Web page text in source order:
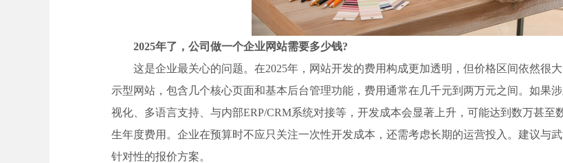
2025年了，公司做一个企业网站需要多少钱?
这是企业最关心的问题。在2025年，网站开发的费用构成更加透明，但价格区间依然很
示型网站，包含几个核心页面和基本后台管理功能，费用通常在几千元到两万元之间。如果
视化、多语言支持、与内部ERP/CRM系统对接等，开发成本会显著上升，可能达到数万甚
生年度费用。企业在预算时不应只关注一次性开发成本，还需考虑长期的运营投入。建议与
针对性的报价方案。